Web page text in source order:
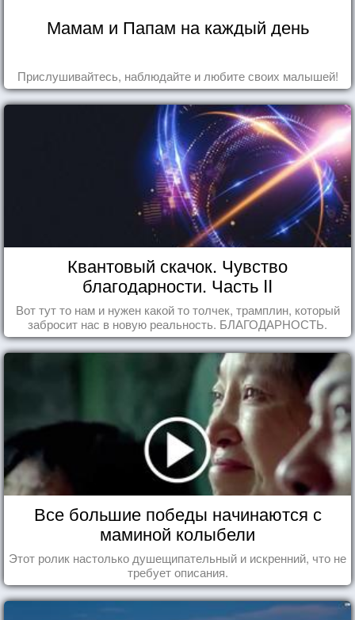
Мамам и Папам на каждый день
Прислушивайтесь, наблюдайте и любите своих малышей!
Квантовый скачок. Чувство
благодарности. Часть II
Вот тут то нам и нужен какой то толчек, трамплин, который
забросит нас в новую реальность. БЛАГОДАРНОСТЬ.
Все большие победы начинаются с
маминой колыбели
Этот ролик настолько душещипательный и искренний, что не
требует описания.